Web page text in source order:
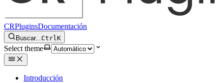
CRPluginsDocumentación
Buscar...CtrlK
Select theme
Introducción